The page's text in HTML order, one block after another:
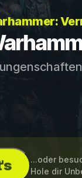
...oder
Hole dir